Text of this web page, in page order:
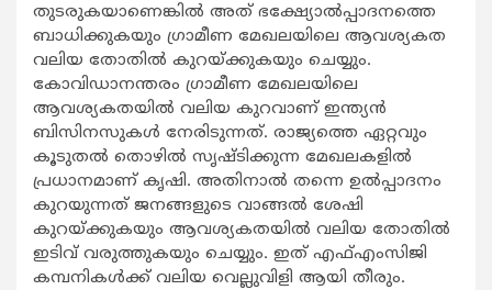
തുടരുകയാണെങ്കില്‍ അത് ഭക്ഷ്യോല്‍പ്പാദനത്തെ
ബാധിക്കുകയും ഗ്രാമീണ മേഖലയിലെ ആവശ്യകത
വലിയ തോതില്‍ കുറയ്ക്കുകയും ചെയ്യും.
കോവിഡാനന്തരം ഗ്രാമീണ മേഖലയിലെ
ആവശ്യകതയില്‍ വലിയ കുറവാണ് ഇന്ത്യന്‍
ബിസിനസുകള്‍ നേരിടുന്നത്. രാജ്യത്തെ ഏറ്റവും
കൂടുതല്‍ തൊഴില്‍ സൃഷ്ടിക്കുന്ന മേഖലകളില്‍
പ്രധാനമാണ് കൃഷി. അതിനാല്‍ തന്നെ ഉല്‍പ്പാദനം
കുറയുന്നത് ജനങ്ങളുടെ വാങ്ങല്‍ ശേഷി
കുറയ്ക്കുകയും ആവശ്യകതയില്‍ വലിയ തോതില്‍
ഇടിവ് വരുത്തുകയും ചെയ്യും. ഇത് എഫ്എംസിജി
കമ്പനികള്‍ക്ക് വലിയ വെല്ലുവിളി ആയി തീരും.